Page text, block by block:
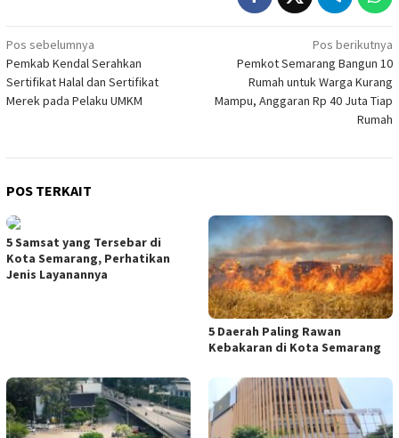
Navigasi
pos
Pos sebelumnya
Pemkab Kendal Serahkan
Sertifikat Halal dan Sertifikat
Merek pada Pelaku UMKM
Pos berikutnya
Pemkot Semarang Bangun 10
Rumah untuk Warga Kurang
Mampu, Anggaran Rp 40 Juta Tiap
Rumah
POS TERKAIT
5 Samsat yang Tersebar di
Kota Semarang, Perhatikan
Jenis Layanannya
5 Daerah Paling Rawan
Kebakaran di Kota Semarang